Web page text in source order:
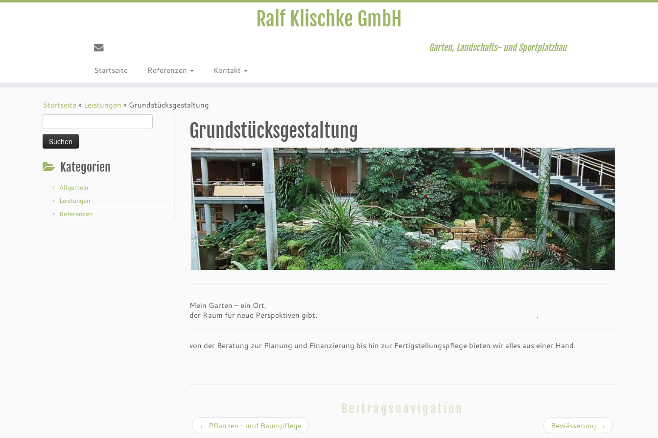
Ralf Klischke GmbH
Garten, Landschafts- und Sportplatzbau
Startseite Referenzen Kontakt
Startseite » Leistungen » Grundstücksgestaltung
Suchen
nach:
Kategorien
Allgemein
Leistungen
Referenzen
Grundstücksgestaltung
Mein Garten – ein Ort,
der Raum für neue Perspektiven gibt. .
von der Beratung zur Planung und Finanzierung bis hin zur Fertigstellungspflege bieten wir alles aus einer Hand.
Beitragsnavigation
← Pflanzen- und Baumpflege Bewässerung →